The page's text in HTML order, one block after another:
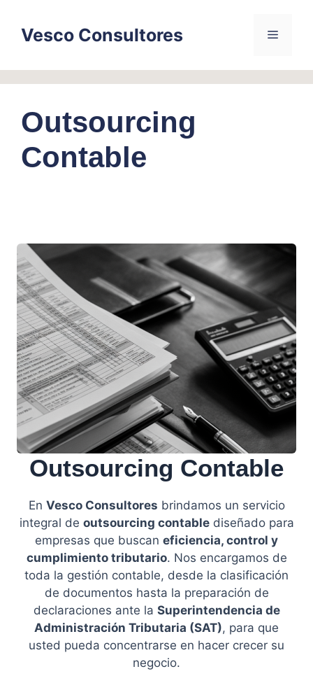
contentVesco Consultores Menu
Outsourcing
Contable
Outsourcing Contable
En Vesco Consultores brindamos un servicio
integral de outsourcing contablediseñado para
empresas que buscan eficiencia, control y
cumplimiento tributario. Nos encargamos de
toda la gestión contable, desde la clasificación
de documentos hasta la preparación de
declaraciones ante la Superintendencia de
Administración Tributaria (SAT), para que
usted pueda concentrarse en hacer crecer su
negocio.